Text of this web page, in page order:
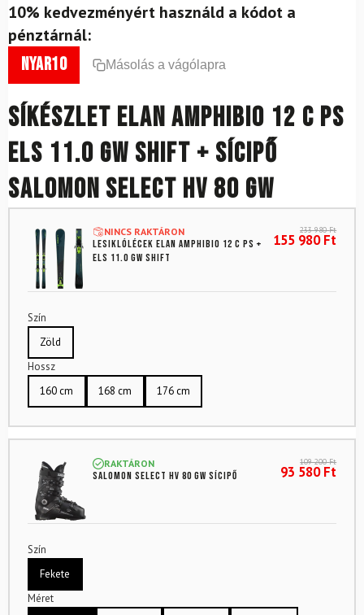
10% kedvezményért használd a kódot a
pénztárnál:
nyar10 Másolás a vágólapra
Síkészlet ELAN Amphibio 12 C PS
ELS 11.0 GW Shift + sícipő
SALOMON Select HV 80 GW
NINCS RAKTÁRON
Lesiklólécek ELAN Amphibio 12 C PS +
ELS 11.0 GW Shift
233 980Ft
155 980Ft
Szín
Zöld
Hossz
160 cm
168 cm 176 cm
RAKTÁRON
SALOMON Select HV 80 GW sícipő
109 200Ft
93 580Ft
Szín
Fekete
Méret